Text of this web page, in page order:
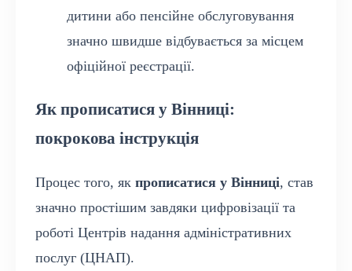
дитини або пенсійне обслуговування
значно швидше відбувається за місцем
офіційної реєстрації.
Як прописатися у Вінниці:
покрокова інструкція
Процес того, як прописатися у Вінниці, став
значно простішим завдяки цифровізації та
роботі Центрів надання адміністративних
послуг (ЦНАП).